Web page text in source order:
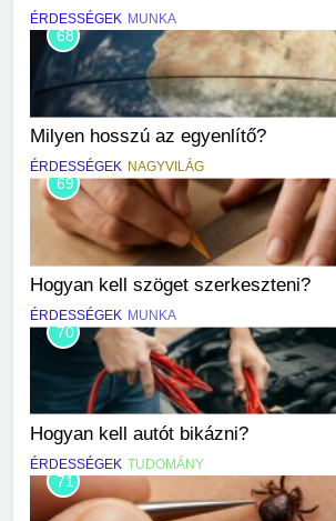
ÉRDESSÉGEK MUNKA
68
Milyen hosszú az egyenlítő?
ÉRDESSÉGEK NAGYVILÁG
69
Hogyan kell szöget szerkeszteni?
ÉRDESSÉGEK MUNKA
70
Hogyan kell autót bikázni?
ÉRDESSÉGEK TUDOMÁNY
71